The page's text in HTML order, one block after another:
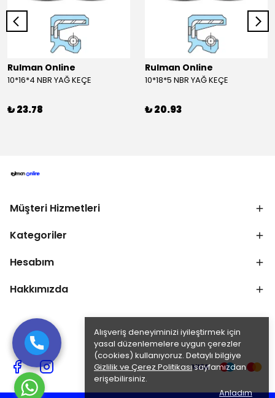
Alışveriş deneyiminizi iyileştirmek için
yasal düzenlemelere uygun çerezler
(cookies) kullanıyoruz. Detaylı bilgiye
Gizlilik ve Çerez Politikasısayfamızdan
erişebilirsiniz.
Anladım
Rulman Online
10*16*4 NBR YAĞ KEÇE
₺ 23.78
Rulman Online
10*18*5 NBR YAĞ KEÇE
₺ 20.93
Müşteri Hizmetleri
Kategoriler
Hesabım
Hakkımızda